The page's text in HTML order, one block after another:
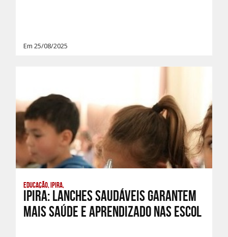
Em 25/08/2025
Educação, Ipira,
IPIRA: LANCHES SAUDÁVEIS GARANTEM
MAIS SAÚDE E APRENDIZADO NAS ESCOL